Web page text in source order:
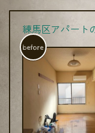
練馬区アパート
before